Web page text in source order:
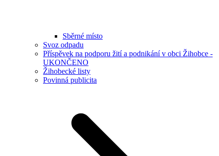
Sběrné místo
Svoz odpadu
Příspěvek na podporu žití a podnikání v obci Žihobce -
UKONČENO
Žihobecké listy
Povinná publicita